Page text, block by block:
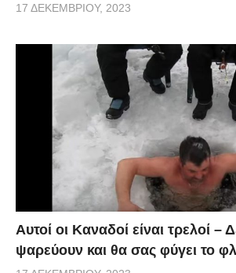
17 ΔΕΚΕΜΒΡΊΟΥ, 2023
Αυτοί οι Καναδοί είναι τρελοί –
ψαρεύουν και θα σας φύγει το